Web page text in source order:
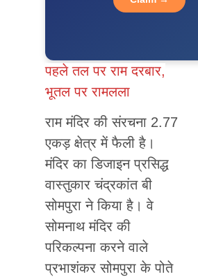
पहले तल पर राम दरबार,
भूतल पर रामलला
राम मंदिर की संरचना 2.77
एकड़ क्षेत्र में फैली है।
मंदिर का डिजाइन प्रसिद्ध
वास्तुकार चंद्रकांत बी
सोमपुरा ने किया है। वे
सोमनाथ मंदिर की
परिकल्पना करने वाले
प्रभाशंकर सोमपुरा के पोते